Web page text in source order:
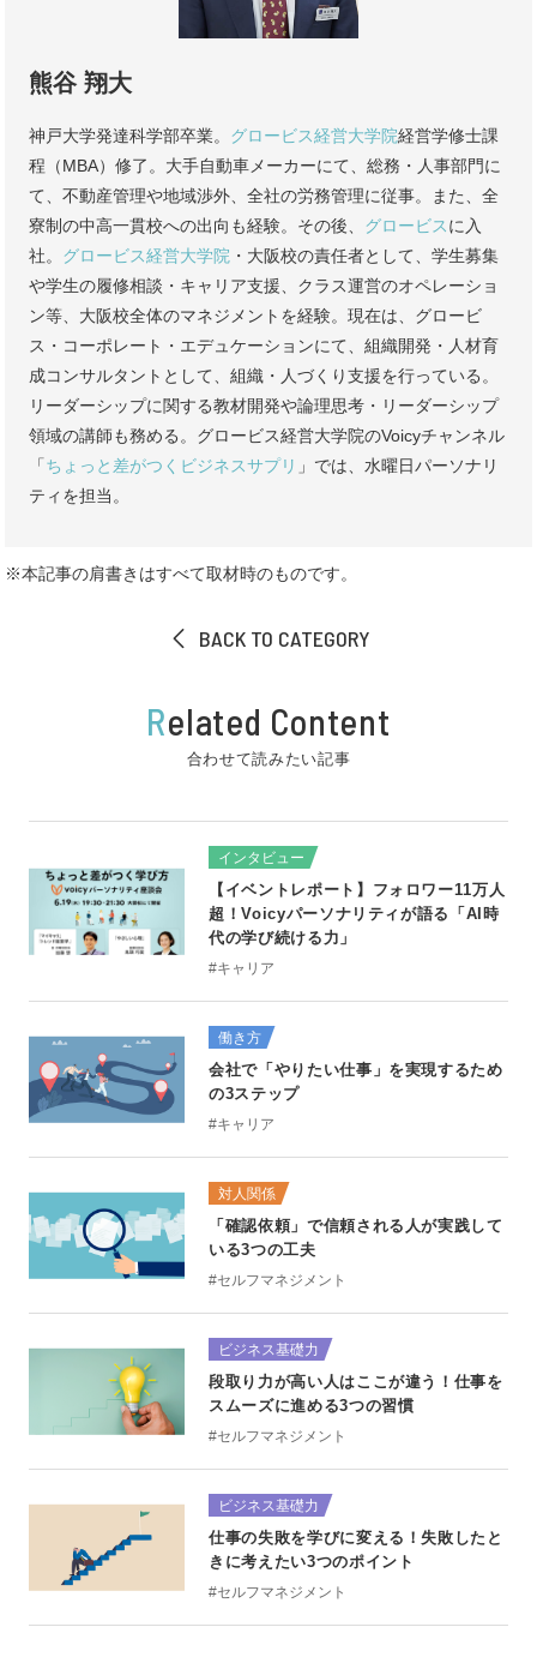
熊谷 翔大
神戸大学発達科学部卒業。 グロービス経営大学院経営学修士課
程（MBA）修了。大手自動車メーカーにて、総務・人事部門に
て、不動産管理や地域渉外、全社の労務管理に従事。また、全
寮制の中高一貫校への出向も経験。その後、 グロービスに入
社。 グロービス経営大学院 ・大阪校の責任者として、学生募集
や学生の履修相談・キャリア支援、クラス運営のオペレーショ
ン等、大阪校全体のマネジメントを経験。現在は、グロービ
ス・コーポレート・エデュケーションにて、組織開発・人材育
成コンサルタントとして、組織・人づくり支援を行っている。
リーダーシップに関する教材開発や論理思考・リーダーシップ
領域の講師も務める。グロービス経営大学院のVoicyチャンネル
「ちょっと差がつくビジネスサプリ 」では、水曜日パーソナリ
ティを担当。
※本記事の肩書きはすべて取材時のものです。
BACK TO CATEGORY
Related Content
合わせて読みたい記事
インタビュー
【イベントレポート】フォロワー11万人
超！Voicyパーソナリティが語る「AI時
代の学び続ける力」
#キャリア
働き方
会社で「やりたい仕事」を実現するため
の3ステップ
#キャリア
対人関係
「確認依頼」で信頼される人が実践して
いる3つの工夫
#セルフマネジメント
ビジネス基礎力
段取り力が高い人はここが違う！仕事を
スムーズに進める3つの習慣
#セルフマネジメント
ビジネス基礎力
仕事の失敗を学びに変える！失敗したと
きに考えたい3つのポイント
#セルフマネジメント